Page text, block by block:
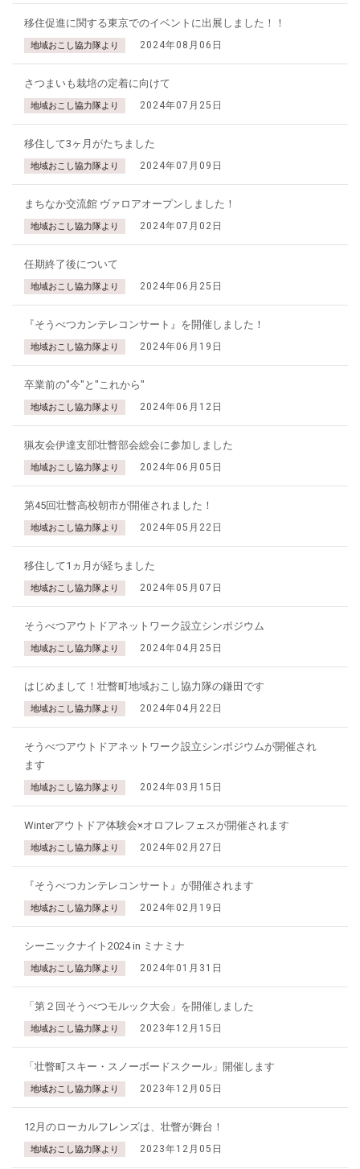
移住促進に関する東京でのイベントに出展しました！！
地域おこし協力隊より 2024年08月06日
さつまいも栽培の定着に向けて
地域おこし協力隊より 2024年07月25日
移住して3ヶ月がたちました
地域おこし協力隊より 2024年07月09日
まちなか交流館 ヴァロアオープンしました！
地域おこし協力隊より 2024年07月02日
任期終了後について
地域おこし協力隊より 2024年06月25日
『そうべつカンテレコンサート』を開催しました！
地域おこし協力隊より 2024年06月19日
卒業前の"今"と"これから"
地域おこし協力隊より 2024年06月12日
猟友会伊達支部壮瞥部会総会に参加しました
地域おこし協力隊より 2024年06月05日
第45回壮瞥高校朝市が開催されました！
地域おこし協力隊より 2024年05月22日
移住して1ヵ月が経ちました
地域おこし協力隊より 2024年05月07日
そうべつアウトドアネットワーク設立シンポジウム
地域おこし協力隊より 2024年04月25日
はじめまして！壮瞥町地域おこし協力隊の鎌田です
地域おこし協力隊より 2024年04月22日
そうべつアウトドアネットワーク設立シンポジウムが開催され
ます
地域おこし協力隊より 2024年03月15日
Winterアウトドア体験会×オロフレフェスが開催されます
地域おこし協力隊より 2024年02月27日
『そうべつカンテレコンサート』が開催されます
地域おこし協力隊より 2024年02月19日
シーニックナイト2024 in ミナミナ
地域おこし協力隊より 2024年01月31日
「第２回そうべつモルック大会」を開催しました
地域おこし協力隊より 2023年12月15日
「壮瞥町スキー・スノーボードスクール」開催します
地域おこし協力隊より 2023年12月05日
12月のローカルフレンズは、壮瞥が舞台！
地域おこし協力隊より 2023年12月05日